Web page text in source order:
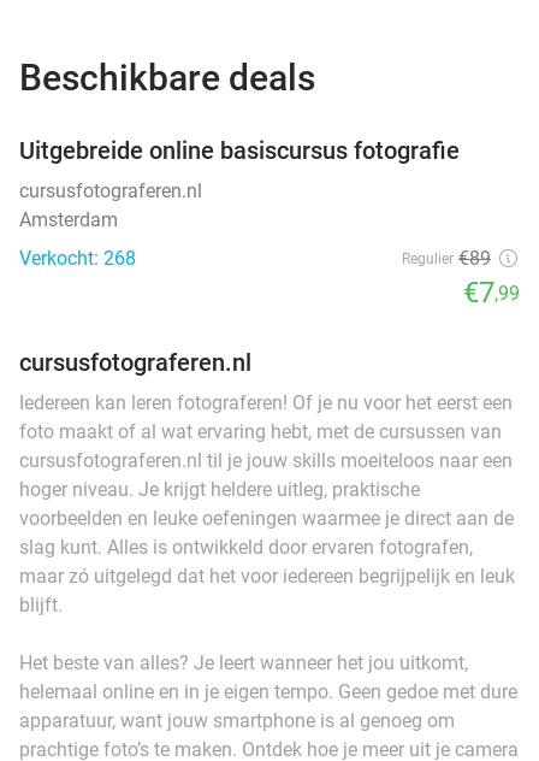
Beschikbare deals
Uitgebreide online basiscursus fotografie
cursusfotograferen.nl
Amsterdam
Verkocht: 268
Regulier €89
€7,99
cursusfotograferen.nl
Iedereen kan leren fotograferen! Of je nu voor het eerst een
foto maakt of al wat ervaring hebt, met de cursussen van
cursusfotograferen.nl til je jouw skills moeiteloos naar een
hoger niveau. Je krijgt heldere uitleg, praktische
voorbeelden en leuke oefeningen waarmee je direct aan de
slag kunt. Alles is ontwikkeld door ervaren fotografen,
maar zó uitgelegd dat het voor iedereen begrijpelijk en leuk
blijft.
Het beste van alles? Je leert wanneer het jou uitkomt,
helemaal online en in je eigen tempo. Geen gedoe met dure
apparatuur, want jouw smartphone is al genoeg om
prachtige foto’s te maken. Ontdek hoe je meer uit je camera